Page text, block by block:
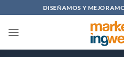
al
contenido
DISEÑAMOS Y